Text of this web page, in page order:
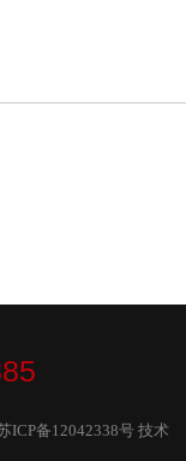
ICP备12042338号 技术